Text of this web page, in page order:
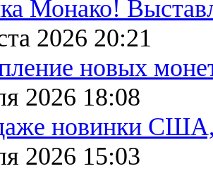
Монако!
2026 20:21
новых
2026 18:08
новинки
2026 15:03